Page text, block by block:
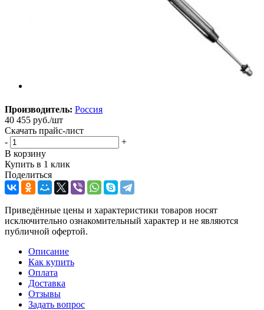
Производитель: Россия
40 455 руб./шт
Скачать прайс-лист
-
+
В корзину
Купить в 1 клик
Поделиться
Приведённые цены и характеристики товаров носят
исключительно ознакомительный характер и не являются
публичной офертой.
Описание
Как купить
Оплата
Доставка
Отзывы
Задать вопрос